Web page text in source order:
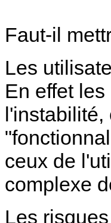
Faut-il
Les
En effet
l'instabilité,
ceux de
complexe
Les